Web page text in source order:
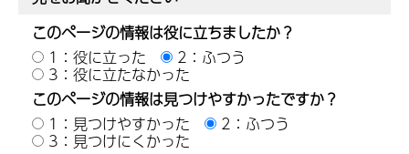
このページの情報は役に立ちましたか？
1：役に立った
2：ふつう
3：役に立たなかった
このページの情報は見つけやすかったですか？
1：見つけやすかった
2：ふつう
3：見つけにくかった